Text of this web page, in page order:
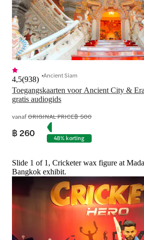
Toegangskaarten voor Ancient City &
gratis audiogids
4,5(938) Ancient Siam
vanafORIGINAL PRICE฿ 500
฿ 260 48% korting
Slide 1 of 1, Cricketer wax figure at
Bangkok exhibit.